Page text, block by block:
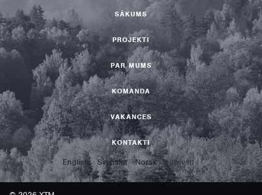
SĀKUMS
PROJEKTI
PAR MUMS
KOMANDA
VAKANCES
KONTAKTI
English Svenska Norsk Latviešu